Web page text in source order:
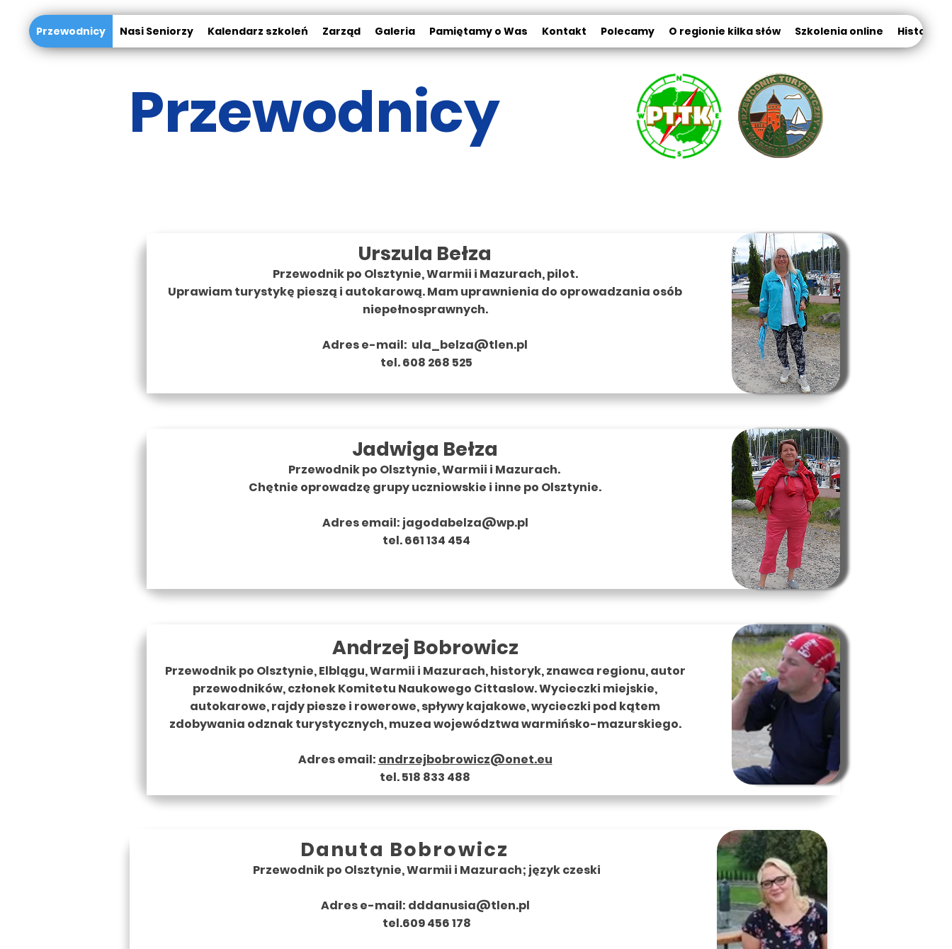
Przewodnicy Nasi Seniorzy Kalendarz szkoleń Zarząd Galeria Pamiętamy o Was Kontakt Polecamy O regionie kilka słów Szkolenia online Historia
Przewodnicy
Urszula Bełza
Przewodnik po Olsztynie, Warmii i Mazurach, pilot.
Uprawiam turystykę pieszą i autokarową. Mam uprawnienia do oprowadzania osób
niepełnosprawnych.
Adres e-mail: ula_belza@tlen.pl
tel. 608 268 525
Jadwiga Bełza
Przewodnik po Olsztynie, Warmii i Mazurach.
Chętnie oprowadzę grupy uczniowskie i inne po Olsztynie.
Adres email: jagodabelza@wp.pl
tel. 661 134 454
Andrzej Bobrowicz
Przewodnik po Olsztynie, Elblągu, Warmii i Mazurach, historyk, znawca regionu, autor
przewodników, członek Komitetu Naukowego Cittaslow. Wycieczki miejskie,
autokarowe, rajdy piesze i rowerowe, spływy kajakowe, wycieczki pod kątem
zdobywania odznak turystycznych, muzea województwa warmińsko-mazurskiego.​
Adres email: andrzejbobrowicz@onet.eu
tel. 518 833 488
Danuta Bobrowicz
Przewodnik po Olsztynie, Warmii i Mazurach; język czeski
Adres e-mail: dddanusia@tlen.pl
tel.609 456 178